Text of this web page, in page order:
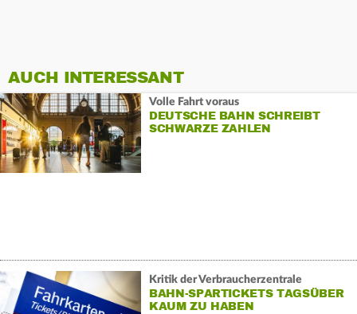
AUCH INTERESSANT
Volle Fahrt voraus
DEUTSCHE BAHN SCHREIBT
SCHWARZE ZAHLEN
Kritik der Verbraucherzentrale
BAHN-SPARTICKETS TAGSÜBER
KAUM ZU HABEN